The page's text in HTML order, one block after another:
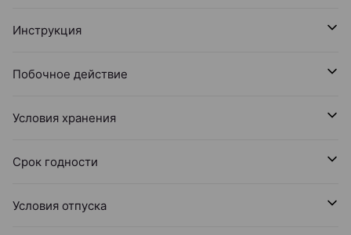
Инструкция
Побочное действие
Условия хранения
Срок годности
Условия отпуска